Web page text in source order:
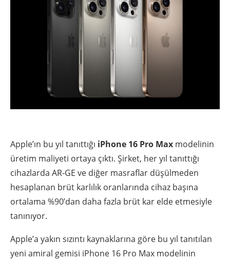
Apple’ın bu yıl tanıttığı iPhone 16 Pro Max modelinin
üretim maliyeti ortaya çıktı. Şirket, her yıl tanıttığı
cihazlarda AR-GE ve diğer masraflar düşülmeden
hesaplanan brüt karlılık oranlarında cihaz başına
ortalama %90’dan daha fazla brüt kar elde etmesiyle
tanınıyor.
Apple’a yakın sızıntı kaynaklarına göre bu yıl tanıtılan
yeni amiral gemisi iPhone 16 Pro Max modelinin